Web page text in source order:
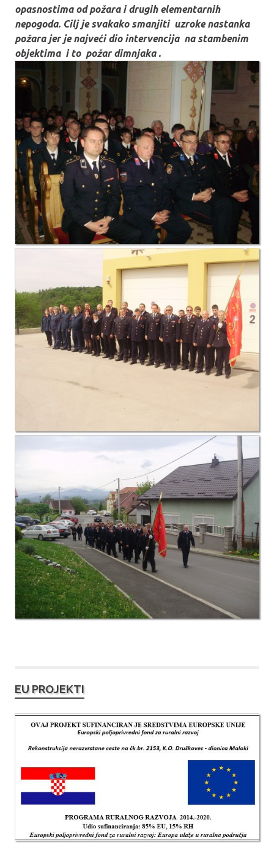
opasnostima od požara i drugih elementarnih
nepogoda. Cilj je svakako smanjiti uzroke nastanka
požara jer je najveći dio intervencija na stambenim
objektima i to požar dimnjaka .
EU PROJEKTI